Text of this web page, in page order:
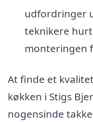
udfordringer
teknikere
monteringen
At finde et
køkken i Stigs
nogensinde